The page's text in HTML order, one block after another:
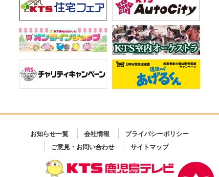
お知らせ一覧 会社情報
プライバシーポリシー
ご意見・お問い合わせ
サイトマップ